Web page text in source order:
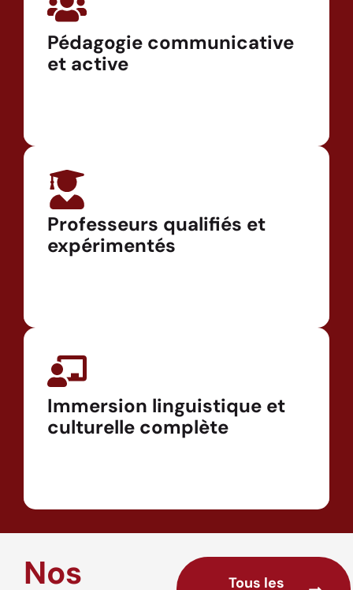
Pédagogie communicative
et active
Professeurs qualifiés et
expérimentés
Immersion linguistique et
culturelle complète
Nos Tous les